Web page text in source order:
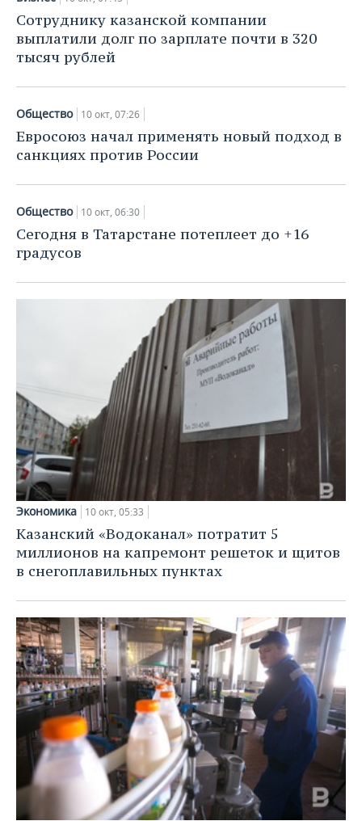
Сотруднику казанской компании
выплатили долг по зарплате почти в 320
тысяч рублей
Общество 10 окт, 07:26
Евросоюз начал применять новый подход в
санкциях против России
Общество 10 окт, 06:30
Сегодня в Татарстане потеплеет до +16
градусов
Экономика 10 окт, 05:33
Казанский «Водоканал» потратит 5
миллионов на капремонт решеток и щитов
в снегоплавильных пунктах